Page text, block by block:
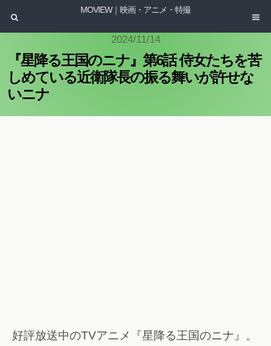
MOVIEW｜映画・アニメ・特撮
2024/11/14
『星降る王国のニナ』第6話 侍女たちを苦
しめている近衛隊長の振る舞いが許せな
いニナ
好評放送中のTVアニメ『星降る王国のニナ』。